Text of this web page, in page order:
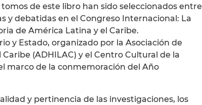
de este libro han sido seleccionados entre
y debatidas en el Congreso Internacional: La
de América Latina y el Caribe.
y Estado, organizado por la Asociación de
(ADHILAC) y el Centro Cultural de la
marco de la conmemoración del Año
y pertinencia de las investigaciones, los